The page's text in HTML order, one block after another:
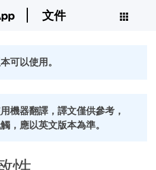
文件
可以使用。
機器翻譯，譯文僅供參考，
，應以英文版本為準。